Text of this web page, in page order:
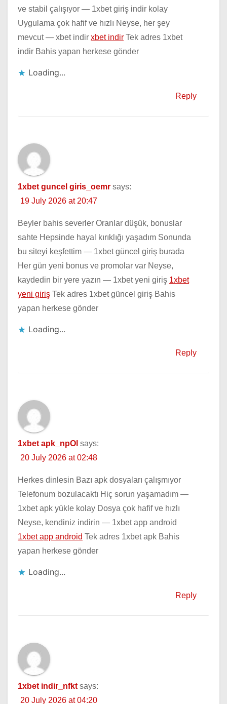
ve stabil çalışıyor — 1xbet giriş indir kolay
Uygulama çok hafif ve hızlı Neyse, her şey
mevcut — xbet indir xbet indir Tek adres 1xbet
indir Bahis yapan herkese gönder
Loading...
Reply
1xbet guncel giris_oemr says:
19 July 2026 at 20:47
Beyler bahis severler Oranlar düşük, bonuslar
sahte Hepsinde hayal kırıklığı yaşadım Sonunda
bu siteyi keşfettim — 1xbet güncel giriş burada
Her gün yeni bonus ve promolar var Neyse,
kaydedin bir yere yazın — 1xbet yeni giriş 1xbet
yeni giriş Tek adres 1xbet güncel giriş Bahis
yapan herkese gönder
Loading...
Reply
1xbet apk_npOl says:
20 July 2026 at 02:48
Herkes dinlesin Bazı apk dosyaları çalışmıyor
Telefonum bozulacaktı Hiç sorun yaşamadım —
1xbet apk yükle kolay Dosya çok hafif ve hızlı
Neyse, kendiniz indirin — 1xbet app android
1xbet app android Tek adres 1xbet apk Bahis
yapan herkese gönder
Loading...
Reply
1xbet indir_nfkt says:
20 July 2026 at 04:20